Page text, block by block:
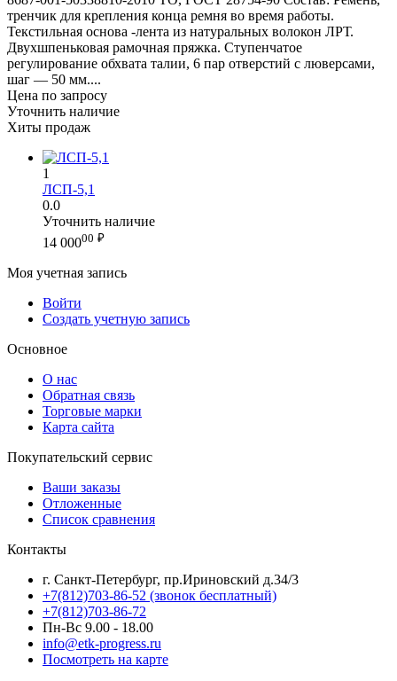
тренчик для крепления конца ремня во время работы.
Текстильная основа -лента из натуральных волокон ЛРТ.
Двухшпеньковая рамочная пряжка. Ступенчатое
регулирование обхвата талии, 6 пар отверстий с люверсами,
шаг — 50 мм....
Цена по запросу
Уточнить наличие
Хиты продаж
1
ЛСП-5,1
0.0
Уточнить наличие
14 00000 ₽
Моя учетная запись
Войти
Создать учетную запись
Основное
О нас
Обратная связь
Торговые марки
Карта сайта
Покупательский сервис
Ваши заказы
Отложенные
Список сравнения
Контакты
г. Санкт-Петербург, пр.Ириновский д.34/3
+7(812)703-86-52 (звонок бесплатный)
+7(812)703-86-72
Пн-Вс 9.00 - 18.00
info@etk-progress.ru
Посмотреть на карте